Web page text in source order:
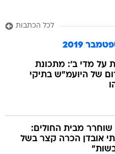
לכל הכתבות
2019
על מדי ב': מתכונת
של היועמ"ש בתיקי
שוחרר מבית החולים:
אובדן הכרה קצר בשל